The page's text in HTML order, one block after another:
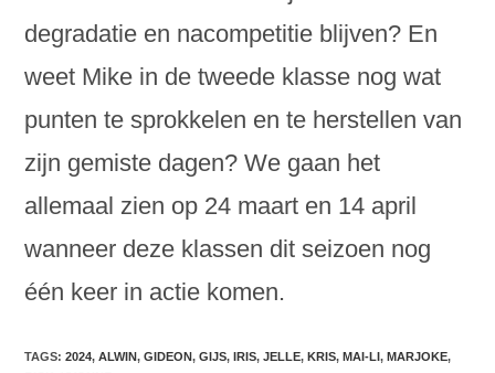
degradatie en nacompetitie blijven? En
weet Mike in de tweede klasse nog wat
punten te sprokkelen en te herstellen van
zijn gemiste dagen? We gaan het
allemaal zien op 24 maart en 14 april
wanneer deze klassen dit seizoen nog
één keer in actie komen.
TAGS:2024, ALWIN, GIDEON, GIJS, IRIS, JELLE, KRIS, MAI-LI, MARJOKE,